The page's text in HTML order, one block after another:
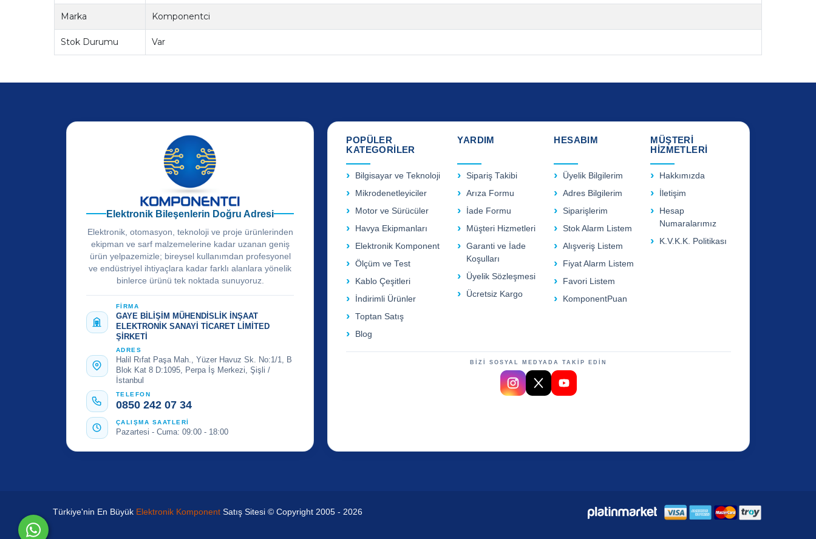
Marka Komponentci
Stok Durumu Var
Elektronik Bileşenlerin Doğru Adresi
Elektronik, otomasyon, teknoloji ve proje ürünlerinden
ekipman ve sarf malzemelerine kadar uzanan geniş
ürün yelpazemizle; bireysel kullanımdan profesyonel
ve endüstriyel ihtiyaçlara kadar farklı alanlara yönelik
binlerce ürünü tek noktada sunuyoruz.
FİRMA
GAYE BİLİŞİM MÜHENDİSLİK İNŞAAT
ELEKTRONİK SANAYİ TİCARET LİMİTED
ŞİRKETİ
ADRES
Halil Rıfat Paşa Mah., Yüzer Havuz Sk. No:1/1, B
Blok Kat 8 D:1095, Perpa İş Merkezi, Şişli /
İstanbul
TELEFON
0850 242 07 34
ÇALIŞMA SAATLERİ
Pazartesi - Cuma: 09:00 - 18:00
POPÜLER
KATEGORİLER
Bilgisayar ve Teknoloji
Mikrodenetleyiciler
Motor ve Sürücüler
Havya Ekipmanları
Elektronik Komponent
Ölçüm ve Test
Kablo Çeşitleri
İndirimli Ürünler
Toptan Satış
Blog
YARDIM
Sipariş Takibi
Arıza Formu
İade Formu
Müşteri Hizmetleri
Garanti ve İade
Koşulları
Üyelik Sözleşmesi
Ücretsiz Kargo
HESABIM
Üyelik Bilgilerim
Adres Bilgilerim
Siparişlerim
Stok Alarm Listem
Alışveriş Listem
Fiyat Alarm Listem
Favori Listem
KomponentPuan
MÜŞTERİ
HİZMETLERİ
Hakkımızda
İletişim
Hesap
Numaralarımız
K.V.K.K. Politikası
BİZİ SOSYAL MEDYADA TAKİP EDİN
Türkiye'nin En Büyük Elektronik Komponent Satış Sitesi © Copyright 2005 - 2026